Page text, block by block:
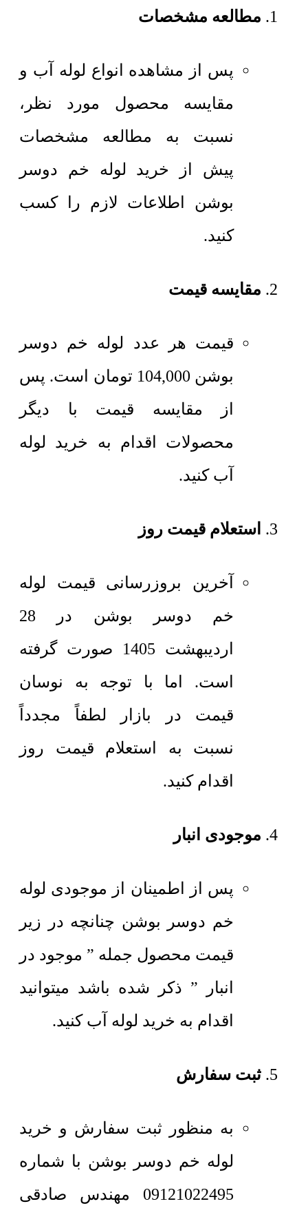
مطالعه مشخصات
پس از مشاهده انواع لوله آب و
مقایسه محصول مورد نظر،
نسبت به مطالعه مشخصات
پیش از خرید لوله خم دوسر
بوشن اطلاعات لازم را کسب
کنید.
مقایسه قیمت
قیمت هر عدد لوله خم دوسر
بوشن 104,000 تومان است. پس
از مقایسه قیمت با دیگر
محصولات اقدام به خرید لوله
آب کنید.
استعلام قیمت روز
آخرین بروزرسانی قیمت لوله
خم دوسر بوشن در 28
اردیبهشت 1405 صورت گرفته
است. اما با توجه به نوسان
قیمت در بازار لطفاً مجدداً
نسبت به استعلام قیمت روز
اقدام کنید.
موجودی انبار
پس از اطمینان از موجودی لوله
خم دوسر بوشن چنانچه در زیر
قیمت محصول جمله ” موجود در
انبار ” ذکر شده باشد میتوانید
اقدام به خرید لوله آب کنید.
ثبت سفارش
به منظور ثبت سفارش و خرید
لوله خم دوسر بوشن با شماره
09121022495 مهندس صادقی